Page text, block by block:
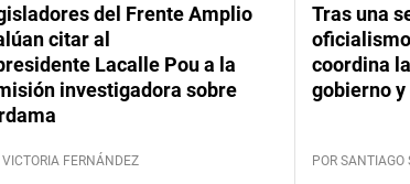
del Frente Amplio
citar al
Lacalle Pou a la
investigadora sobre
VICTORIA FERNÁNDEZ
Tras una
coordina
gobierno
POR SANTIAGO